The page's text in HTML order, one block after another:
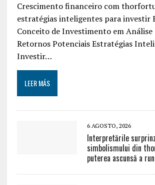
Crescimento financeiro com
estratégias inteligentes para investir
Conceito de Investimento em Análise
Retornos Potenciais Estratégias
Investir…
LEER MÁS
6 AGOSTO, 2026
Interpretările
simbolismului din
puterea ascunsă a